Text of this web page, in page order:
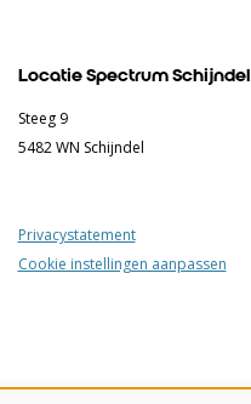
Locatie Spectrum Schijndel
Steeg 9
5482 WN Schijndel
Privacystatement
Cookie instellingen aanpassen